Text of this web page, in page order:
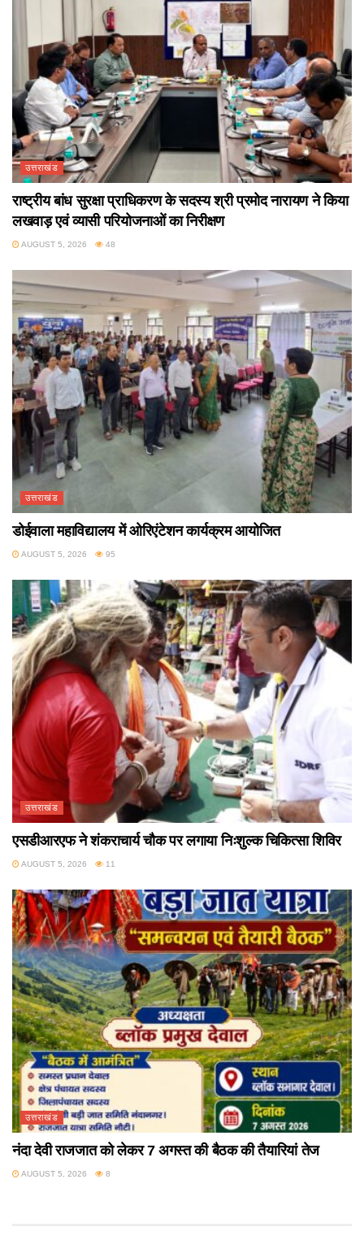
उत्तराखंड
राष्ट्रीय बांध सुरक्षा प्राधिकरण के सदस्य श्री प्रमोद नारायण ने किया
लखवाड़ एवं व्यासी परियोजनाओं का निरीक्षण
AUGUST 5, 2026 48
उत्तराखंड
डोईवाला महाविद्यालय में ओरिएंटेशन कार्यक्रम आयोजित
AUGUST 5, 2026 95
उत्तराखंड
एसडीआरएफ ने शंकराचार्य चौक पर लगाया निःशुल्क चिकित्सा शिविर
AUGUST 5, 2026 11
उत्तराखंड
नंदा देवी राजजात को लेकर 7 अगस्त की बैठक की तैयारियां तेज
AUGUST 5, 2026 8